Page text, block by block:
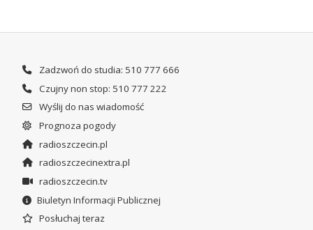
Zadzwoń do studia: 510 777 666
Czujny non stop: 510 777 222
Wyślij do nas wiadomość
Prognoza pogody
radioszczecin.pl
radioszczecinextra.pl
radioszczecin.tv
Biuletyn Informacji Publicznej
Posłuchaj teraz